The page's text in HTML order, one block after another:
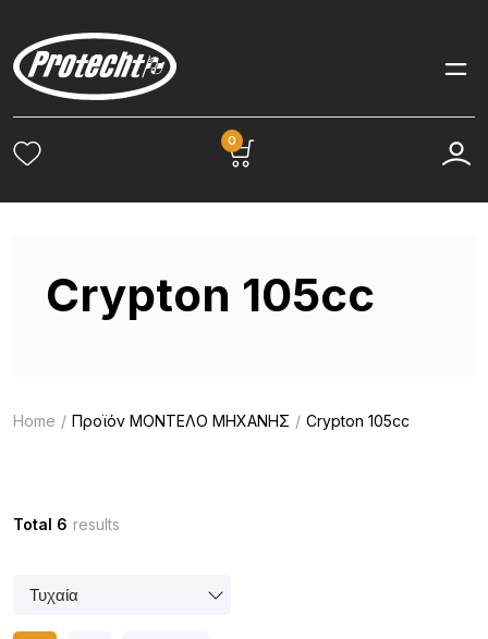
0
Crypton 105cc
Home Προϊόν ΜΟΝΤΕΛΟ ΜΗΧΑΝΗΣ Crypton 105cc
Total 6 results